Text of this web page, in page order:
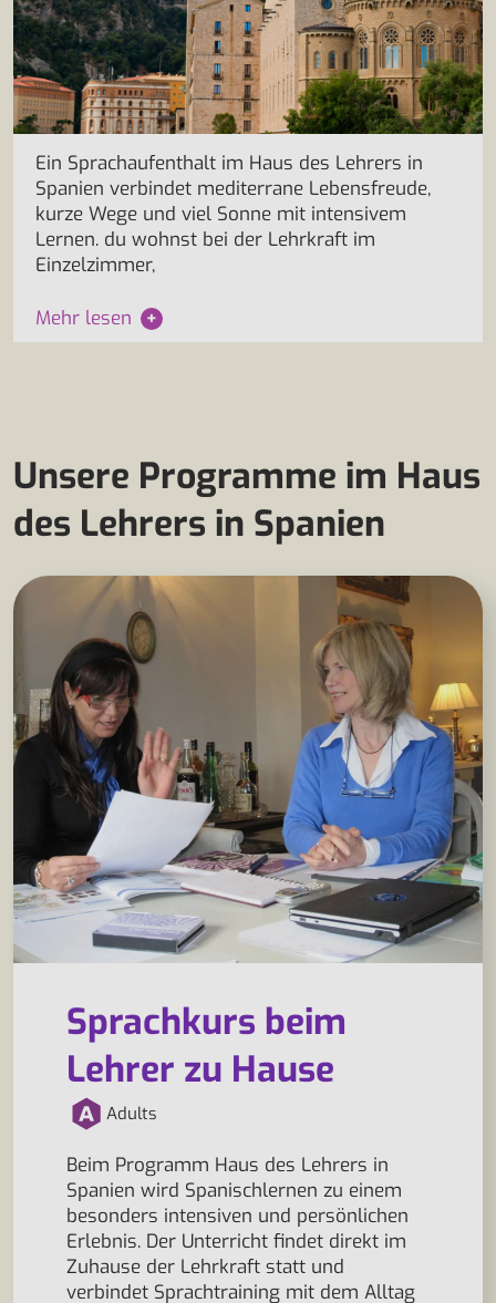
Ein Sprachaufenthalt im Haus des Lehrers in
Spanien verbindet mediterrane Lebensfreude,
kurze Wege und viel Sonne mit intensivem
Lernen. du wohnst bei der Lehrkraft im
Einzelzimmer,
Mehr lesen +
Unsere Programme im Haus
des Lehrers in Spanien
Sprachkurs beim
Lehrer zu Hause
Adults
Beim Programm Haus des Lehrers in
Spanien wird Spanischlernen zu einem
besonders intensiven und persönlichen
Erlebnis. Der Unterricht findet direkt im
Zuhause der Lehrkraft statt und
verbindet Sprachtraining mit dem Alltag